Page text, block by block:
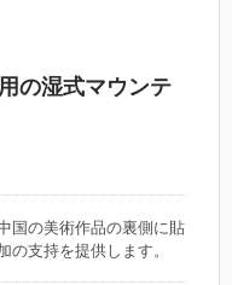
ビジネスニーズを満た
、大量と小売りのパッケ
います。アート教室、小
の湿式マウンテ
国の美術作品の裏側に貼
の支持を提供します。